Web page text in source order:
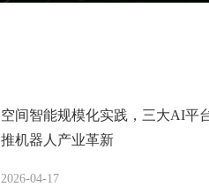
空间智能规模化实践，三大AI平
推机器人产业革新
2026-04-17